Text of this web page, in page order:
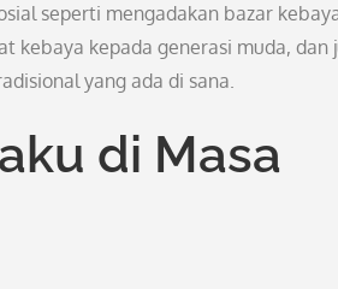
seperti mengadakan bazar
kebaya kepada generasi muda, dan
yang ada di sana.
di Masa